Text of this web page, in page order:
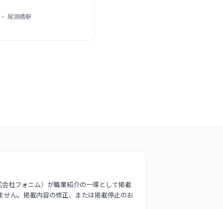
尾頭橋駅
社フォニム）が職業紹介の一環として掲載
ん。掲載内容の修正、または掲載停止のお